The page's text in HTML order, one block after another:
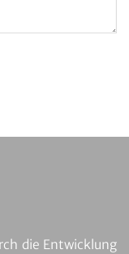
die Entwicklung